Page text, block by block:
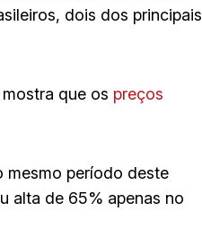
dois dos principais
mostra que os preços
mesmo período deste
alta de 65% apenas no